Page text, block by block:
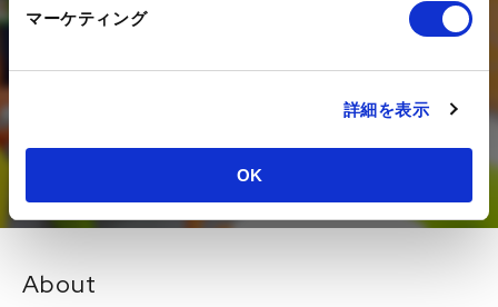
マーケティング
詳細を表示
OK
デジタルエージェンシー企業です。
About